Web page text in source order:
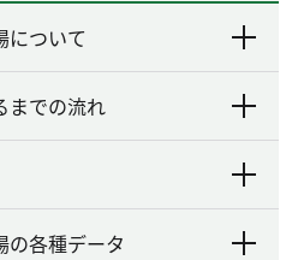
について
までの流れ
の各種データ